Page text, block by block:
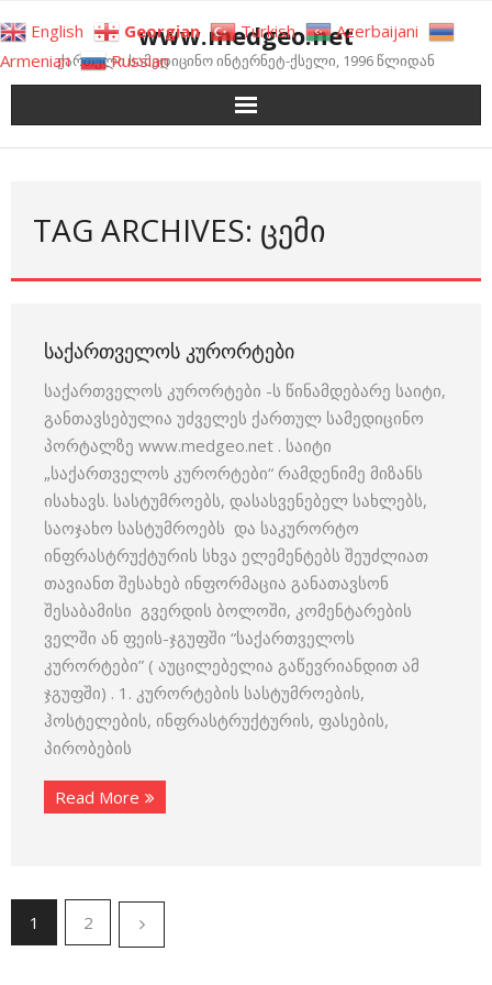
to
content
www.medgeo.net
ქართული სამედიცინო ინტერნეტ-ქსელი, 1996 წლიდან
TAG ARCHIVES: ᲪᲔᲛᲘ
ᲡᲐᲥᲐᲠᲗᲕᲔᲚᲝᲡ ᲙᲣᲠᲝᲠᲢᲔᲑᲘ
საქართველოს კურორტები -ს წინამდებარე საიტი,
განთავსებულია უძველეს ქართულ სამედიცინო
პორტალზე www.medgeo.net . საიტი
„საქართველოს კურორტები“ რამდენიმე მიზანს
ისახავს. სასტუმროებს, დასასვენებელ სახლებს,
საოჯახო სასტუმროებს და საკურორტო
ინფრასტრუქტურის სხვა ელემენტებს შეუძლიათ
თავიანთ შესახებ ინფორმაცია განათავსონ
შესაბამისი გვერდის ბოლოში, კომენტარების
ველში ან ფეის-ჯგუფში “საქართველოს
კურორტები” ( აუცილებელია გაწევრიანდით ამ
ჯგუფში) . 1. კურორტების სასტუმროების,
ჰოსტელების, ინფრასტრუქტურის, ფასების,
პირობების
Read More
1 2
English Georgian Turkish
Azerbaijani
Armenian
Russian